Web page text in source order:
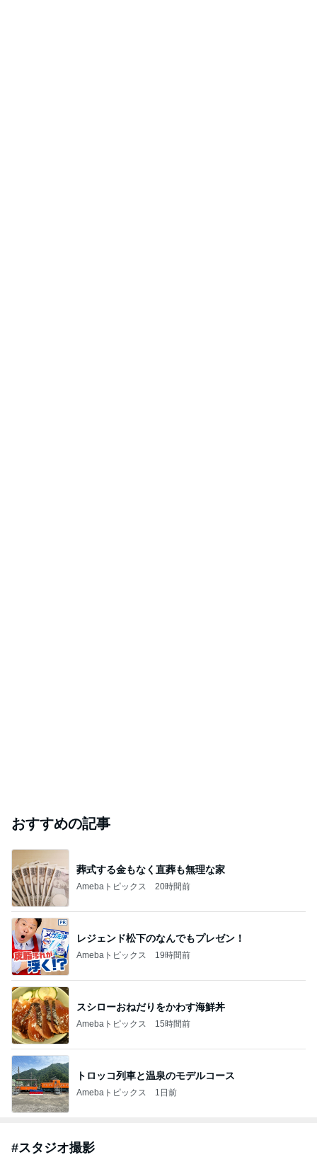
おすすめの記事
葬式する金もなく直葬も無理な家
Amebaトピックス 20時間前
レジェンド松下のなんでもプレゼン！
Amebaトピックス 19時間前
スシローおねだりをかわす海鮮丼
Amebaトピックス 15時間前
トロッコ列車と温泉のモデルコース
Amebaトピックス 1日前
#スタジオ撮影